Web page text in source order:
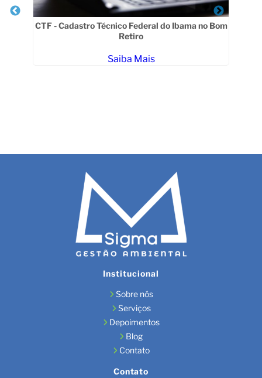
CTF - Cadastro Técnico Federal do Ibama no Bom
Retiro
Saiba Mais
Institucional
Sobre nós
Serviços
Depoimentos
Blog
Contato
Contato